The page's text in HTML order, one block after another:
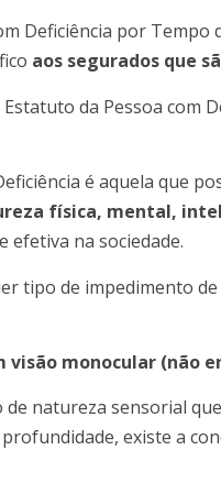
Deficiência por
aos segurados que
da Pessoa com
é aquela que
física, mental,
efetiva na sociedade.
tipo de impedimento
visão monocular (não
natureza sensorial
existe a